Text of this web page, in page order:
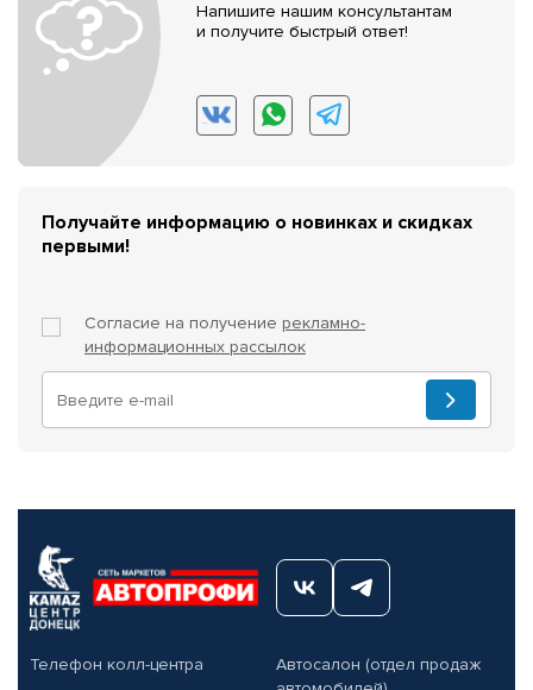
Напишите нашим консультантам
и получите быстрый ответ!
Получайте информацию о новинках и скидках
первыми!
Согласие на получение рекламно-
информационных рассылок
Телефон колл-центра
Автосалон (отдел продаж